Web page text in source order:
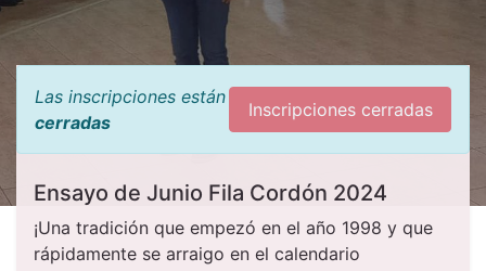
Las inscripciones están
cerradas
Inscripciones cerradas
Ensayo de Junio Fila Cordón 2024
¡Una tradición que empezó en el año 1998 y que
rápidamente se arraigo en el calendario